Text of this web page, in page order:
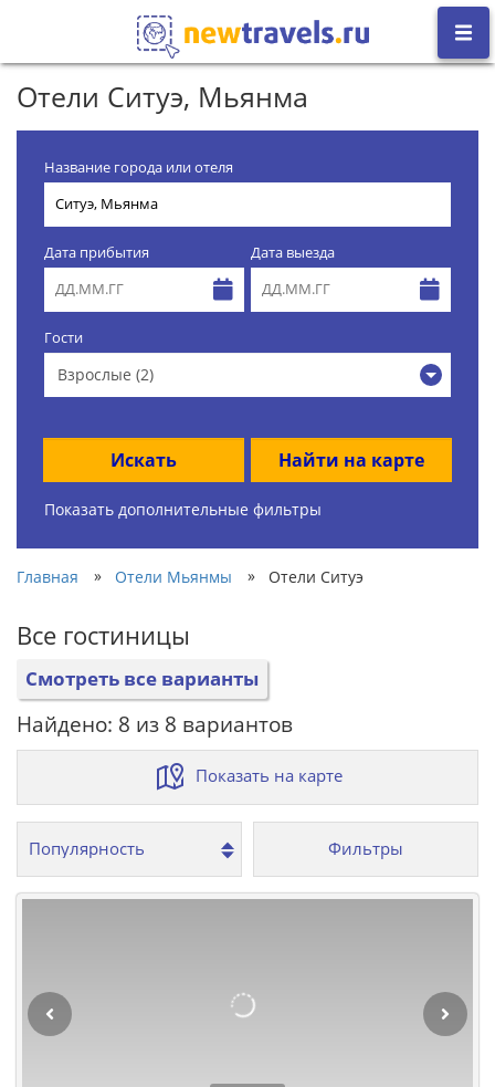
Отели Ситуэ, Мьянма
Название города или отеля
Дата прибытия Дата выезда
Гости
Взрослые (2)
Искать Найти на карте
Показать дополнительные фильтры
Главная » Отели Мьянмы » Отели Ситуэ
Все гостиницы
Смотреть все варианты
Найдено: 8 из 8 вариантов
Показать на карте
Фильтры